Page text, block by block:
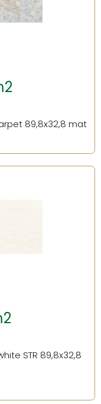
89,8x32,8 mat
STR 89,8x32,8